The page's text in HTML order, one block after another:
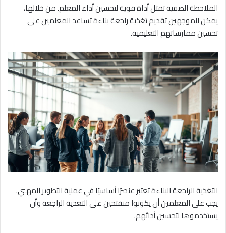
الملاحظة الصفية تمثل أداة قوية لتحسين أداء المعلم. من خلالها،
يمكن للموجهين تقديم تغذية راجعة بناءة تساعد المعلمين على
تحسين ممارساتهم التعليمية.
التغذية الراجعة البناءة تعتبر عنصرًا أساسيًا في عملية التطوير المهني.
يجب على المعلمين أن يكونوا منفتحين على التغذية الراجعة وأن
يستخدموها لتحسين أدائهم.